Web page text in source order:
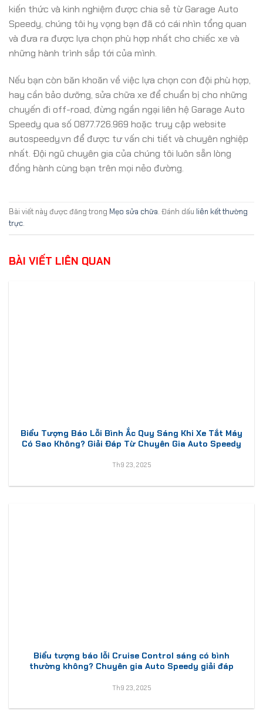
kiến thức và kinh nghiệm được chia sẻ từ Garage Auto
Speedy, chúng tôi hy vọng bạn đã có cái nhìn tổng quan
và đưa ra được lựa chọn phù hợp nhất cho chiếc xe và
những hành trình sắp tới của mình.
Nếu bạn còn băn khoăn về việc lựa chọn con đội phù hợp,
hay cần bảo dưỡng, sửa chữa xe để chuẩn bị cho những
chuyến đi off-road, đừng ngần ngại liên hệ Garage Auto
Speedy qua số 0877.726.969 hoặc truy cập website
autospeedy.vn để được tư vấn chi tiết và chuyên nghiệp
nhất. Đội ngũ chuyên gia của chúng tôi luôn sẵn lòng
đồng hành cùng bạn trên mọi nẻo đường.
Bài viết này được đăng trong Mẹo sửa chữa. Đánh dấu liên kết thường
trực.
BÀI VIẾT LIÊN QUAN
Biểu Tượng Báo Lỗi Bình Ắc Quy Sáng Khi Xe Tắt Máy
Có Sao Không? Giải Đáp Từ Chuyên Gia Auto Speedy
Th9 23, 2025
Biểu tượng báo lỗi Cruise Control sáng có bình
thường không? Chuyên gia Auto Speedy giải đáp
Th9 23, 2025